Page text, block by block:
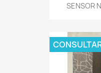
SENSOR